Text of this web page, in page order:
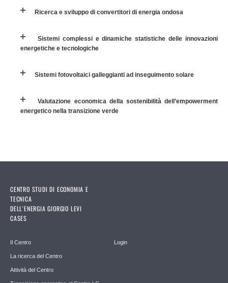
Valutazione economica della sostenibilità dell’empowerment energetico nella
Ricerca e sviluppo di convertitori di energia ondosa
Sistemi complessi e dinamiche statistiche delle innovazioni
energetiche e tecnologiche
Sistemi fotovoltaici galleggianti ad inseguimento solare
Valutazione economica della sostenibilità dell’empowerment
energetico nella transizione verde
CENTRO STUDI DI ECONOMIA E
TECNICA
DELL'ENERGIA GIORGIO LEVI
CASES
Il Centro
La ricerca del Centro
Attività del Centro
Login